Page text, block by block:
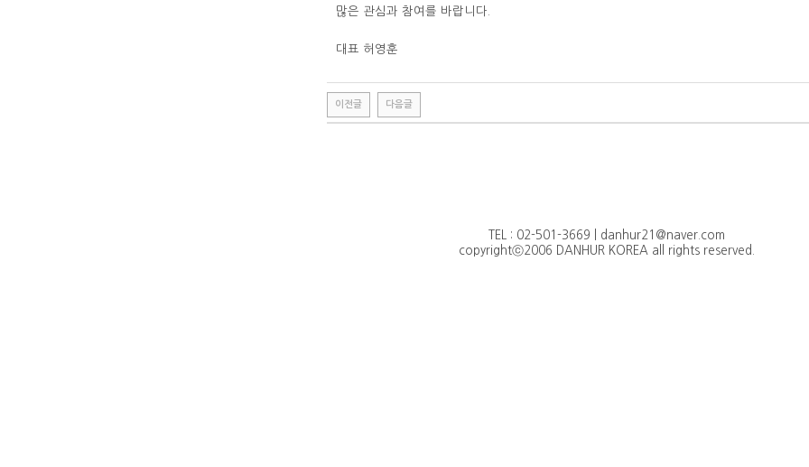
많은 관심과 참여를 바랍니다.
대표 허영훈
이전글 다음글
TEL : 02-501-3669 | danhur21@naver.com
copyrightⓒ2006 DANHUR KOREA all rights reserved.